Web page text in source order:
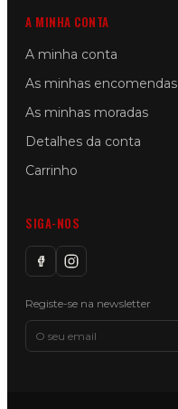
A MINHA CONTA
A minha conta
As minhas encomendas
As minhas moradas
Detalhes da conta
Carrinho
SIGA-NOS
Registe-se na newsletter